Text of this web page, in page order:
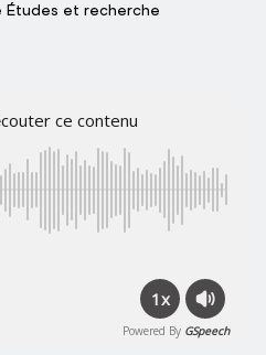
Études et recherche
ce contenu
1x
Powered By GSpeech